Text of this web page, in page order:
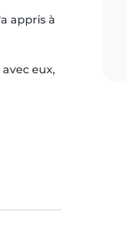
appris à
eux,